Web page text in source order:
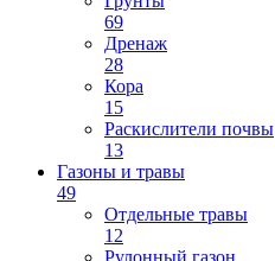
69
Дренаж
28
Кора
15
Раскислители почвы
13
Газоны и травы
49
Отдельные травы
12
Рулонный газон